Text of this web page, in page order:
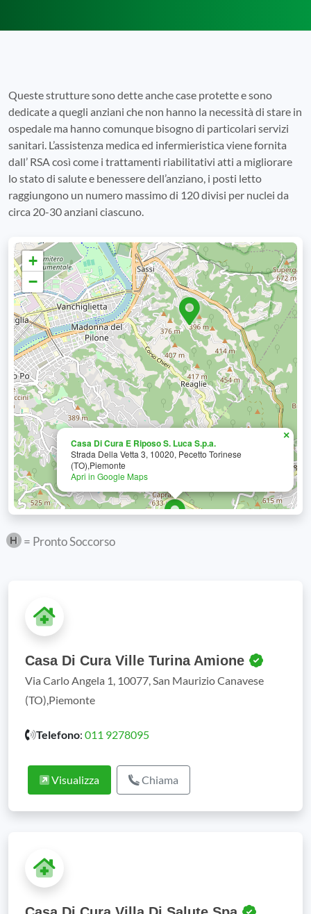
Queste strutture sono dette anche case protette e sono
dedicate a quegli anziani che non hanno la necessità di stare in
ospedale ma hanno comunque bisogno di particolari servizi
sanitari. L’assistenza medica ed infermieristica viene fornita
dall’ RSA così come i trattamenti riabilitativi atti a migliorare
lo stato di salute e benessere dell’anziano, i posti letto
raggiungono un numero massimo di 120 divisi per nuclei da
circa 20-30 anziani ciascuno.
Casa Di Cura E Riposo S. Luca S.p.a.
Strada Della Vetta 3, 10020, Pecetto Torinese
(TO),Piemonte
Apri in Google Maps
×
+
−
= Pronto Soccorso
Casa Di Cura Ville Turina Amione
Via Carlo Angela 1, 10077, San Maurizio Canavese
(TO),Piemonte
Telefono: 011 9278095
Visualizza Chiama